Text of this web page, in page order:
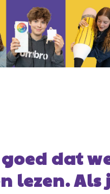
Vlietland
”